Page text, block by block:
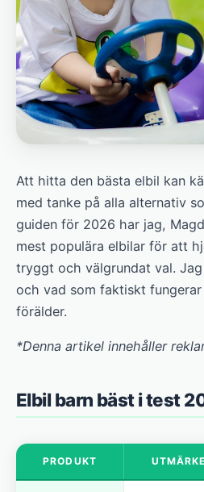
Att hitta den bästa elbil kan
med tanke på alla alternativ
guiden för 2026 har jag,
mest populära elbilar för att
tryggt och välgrundat val.
och vad som faktiskt
förälder.
*Denna artikel innehåller
Elbil barn bäst i test
PRODUKT